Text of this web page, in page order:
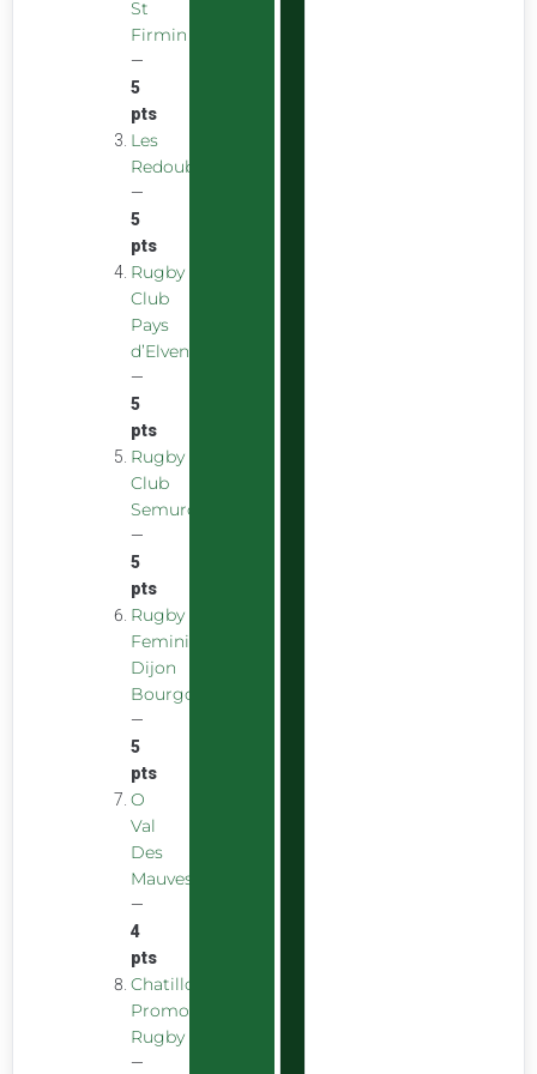
St
Firmin
—
5
pts
Les
Redoubstables
—
5
pts
Rugby
Club
Pays
d’Elven
—
5
pts
Rugby
Club
Semurois
—
5
pts
Rugby
Feminin
Dijon
Bourgogne
—
5
pts
O
Val
Des
Mauves
—
4
pts
Chatillon
Promotion
Rugby
—